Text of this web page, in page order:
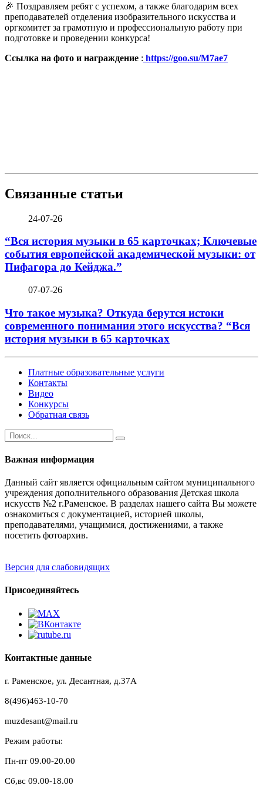
🎉 Поздравляем ребят с успехом, а также благодарим всех
преподавателей отделения изобразительного искусства и
оргкомитет за грамотную и профессиональную работу при
подготовке и проведении конкурса!
Ссылка на фото и награждение : https://goo.su/M7ae7
Связанные статьи
24-07-26
“Вся история музыки в 65 карточках; Ключевые
события европейской академической музыки: от
Пифагора до Кейджа.”
07-07-26
Что такое музыка? Откуда берутся истоки
современного понимания этого искусства? “Вся
история музыки в 65 карточках
Платные образовательные услуги
Контакты
Видео
Конкурсы
Обратная связь
Важная информация
Данный сайт является официальным сайтом муниципального
учреждения дополнительного образования Детская школа
искусств №2 г.Раменское. В разделах нашего сайта Вы можете
ознакомиться с документацией, историей школы,
преподавателями, учащимися, достижениями, а также
посетить фотоархив.
Версия для слабовидящих
Присоединяйтесь
Контактные данные
г. Раменское, ул. Десантная, д.37A
8(496)463-10-70
muzdesant@mail.ru
Режим работы:
Пн-пт 09.00-20.00
Сб,вс 09.00-18.00